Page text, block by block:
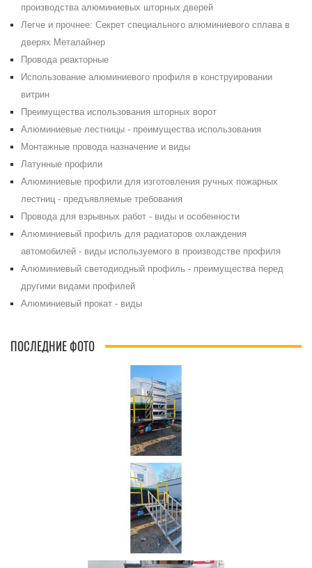
производства алюминиевых шторных дверей
Легче и прочнее: Секрет специального алюминиевого сплава в
дверях Металайнер
Провода реакторные
Использование алюминиевого профиля в конструировании
витрин
Преимущества использования шторных ворот
Алюминиевые лестницы - преимущества использования
Монтажные провода назначение и виды
Латунные профили
Алюминиевые профили для изготовления ручных пожарных
лестниц - предъявляемые требования
Провода для взрывных работ - виды и особенности
Алюминиевый профиль для радиаторов охлаждения
автомобилей - виды используемого в производстве профиля
Алюминиевый светодиодный профиль - преимущества перед
другими видами профилей
Алюминиевый прокат - виды
ПОСЛЕДНИЕ ФОТО